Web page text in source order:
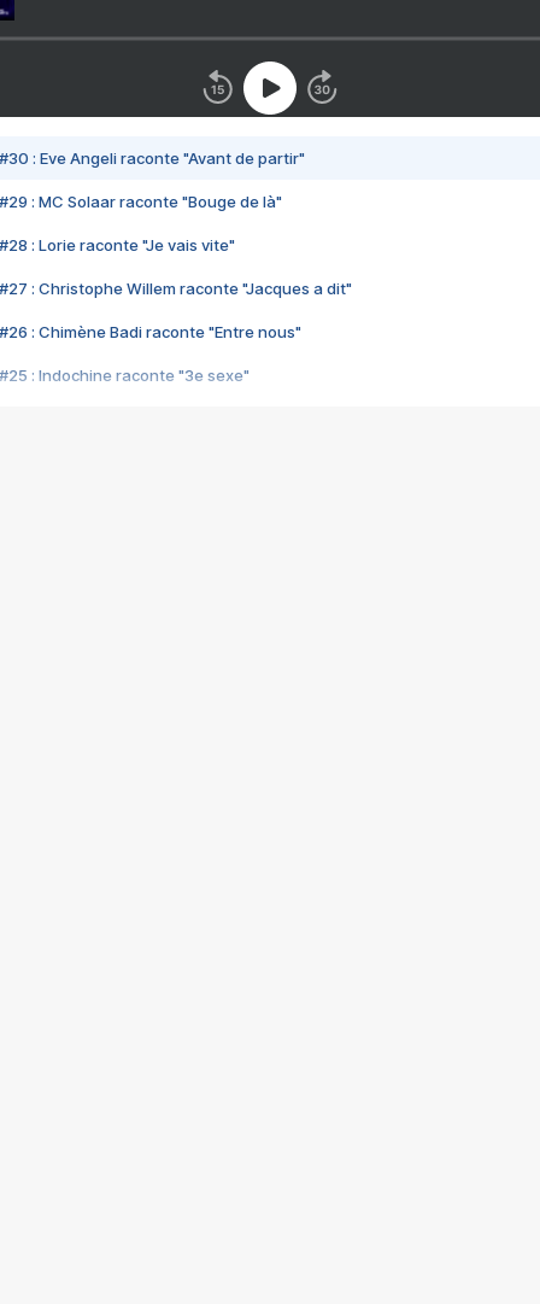
#30 : Eve Angeli raconte "Avant de partir"
#29 : MC Solaar raconte "Bouge de là"
#28 : Lorie raconte "Je vais vite"
#27 : Christophe Willem raconte "Jacques a dit"
#26 : Chimène Badi raconte "Entre nous"
#25 : Indochine raconte "3e sexe"